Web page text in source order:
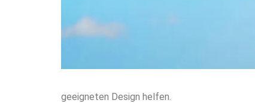
geeigneten Design helfen.